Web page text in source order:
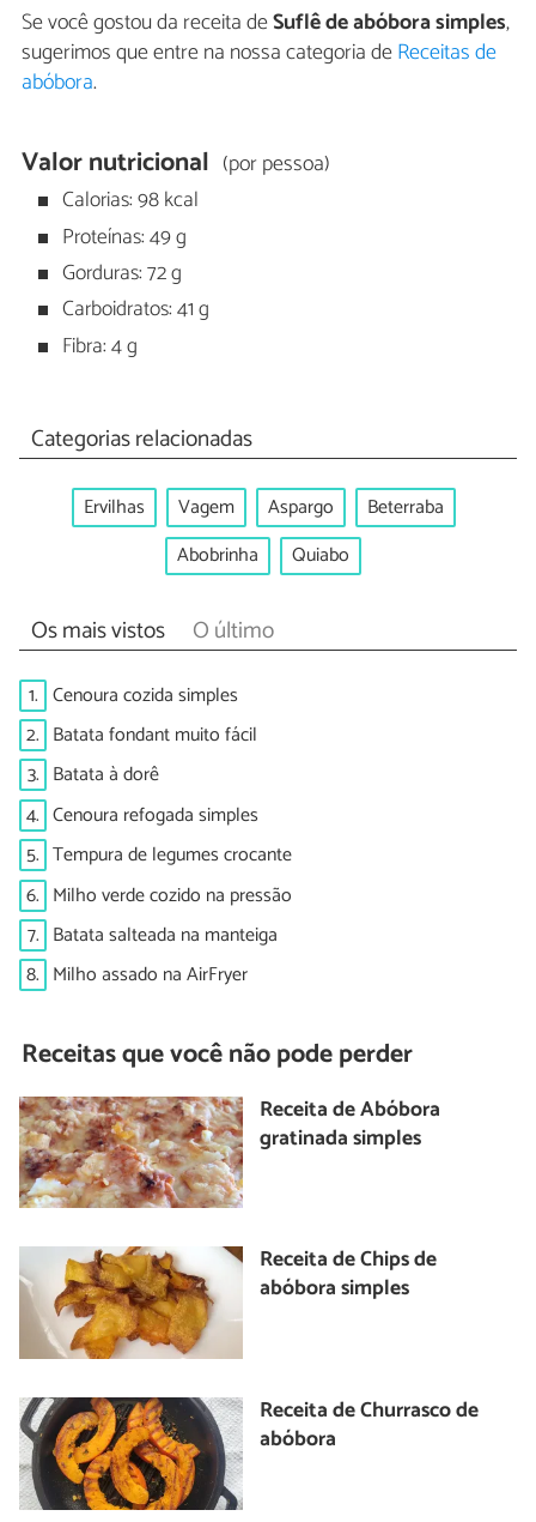
Se você gostou da receita deSuflê de abóbora simples,
sugerimos que entre na nossa categoria deReceitas de
abóbora.
Valor nutricional (por pessoa)
Calorias: 98 kcal
Proteínas: 49 g
Gorduras: 72 g
Carboidratos: 41 g
Fibra: 4 g
Categorias relacionadas
Ervilhas Vagem Aspargo
Beterraba
Abobrinha
Quiabo
Os mais vistos O último
1. Cenoura cozida simples
2. Batata fondant muito fácil
3. Batata à dorê
4. Cenoura refogada simples
5. Tempura de legumes crocante
6. Milho verde cozido na pressão
7. Batata salteada na manteiga
8. Milho assado na AirFryer
Receitas que você não pode perder
Receita de Abóbora
gratinada simples
Receita de Chips de
abóbora simples
Receita de Churrasco de
abóbora